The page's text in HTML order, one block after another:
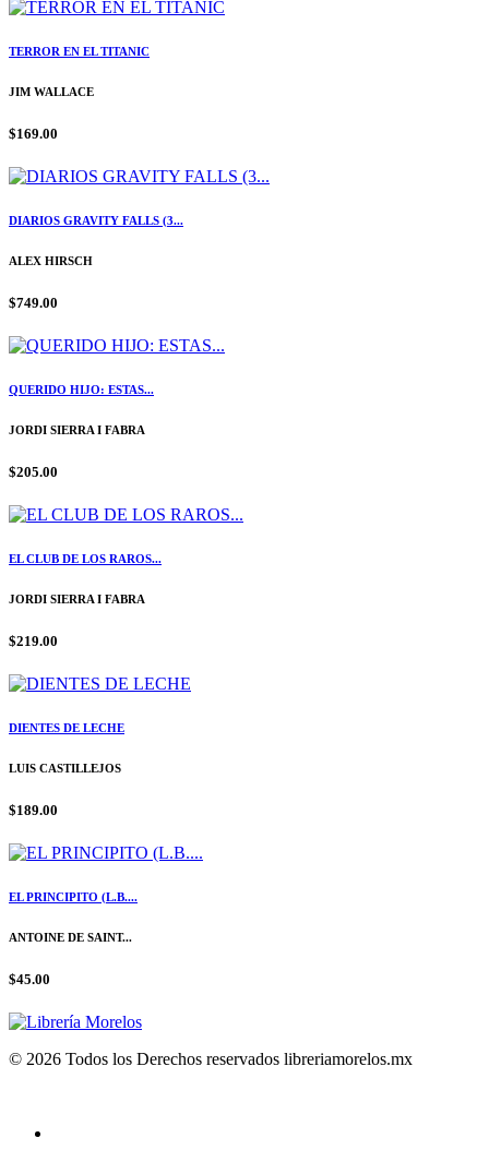
TERROR EN EL TITANIC
JIM WALLACE
$169.00
DIARIOS GRAVITY FALLS (3...
ALEX HIRSCH
$749.00
QUERIDO HIJO: ESTAS...
JORDI SIERRA I FABRA
$205.00
EL CLUB DE LOS RAROS...
JORDI SIERRA I FABRA
$219.00
DIENTES DE LECHE
LUIS CASTILLEJOS
$189.00
EL PRINCIPITO (L.B....
ANTOINE DE SAINT...
$45.00
© 2026 Todos los Derechos reservados libreriamorelos.mx